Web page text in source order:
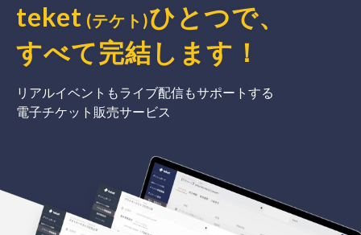
teket (テケト)ひとつで、
すべて完結 します ！
リアルイベントもライブ配信もサポートする
電子チケット販売サービス